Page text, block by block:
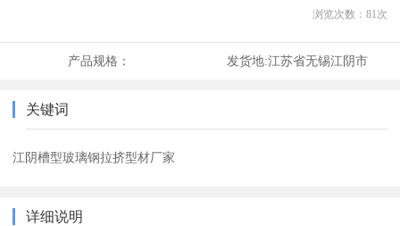
浏览次数： 81次
产品规格： 发货地:江苏省无锡江阴市
关键词
江阴槽型玻璃钢拉挤型材厂家
详细说明